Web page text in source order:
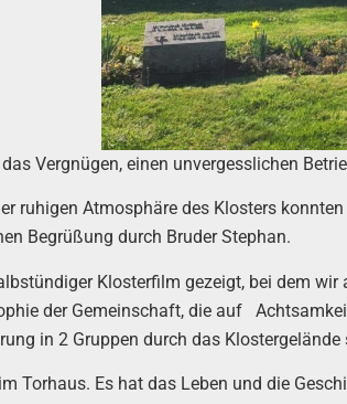
Vergnügen, einen unvergesslichen
ruhigen Atmosphäre des Klosters
Begrüßung durch Bruder Stephan.
Klosterfilm gezeigt, bei dem
der Gemeinschaft, die auf
in 2 Gruppen durch das Klostergelände
Torhaus. Es hat das Leben und die